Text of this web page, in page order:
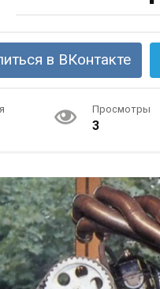
в ВКонтакте
Просмотры
3